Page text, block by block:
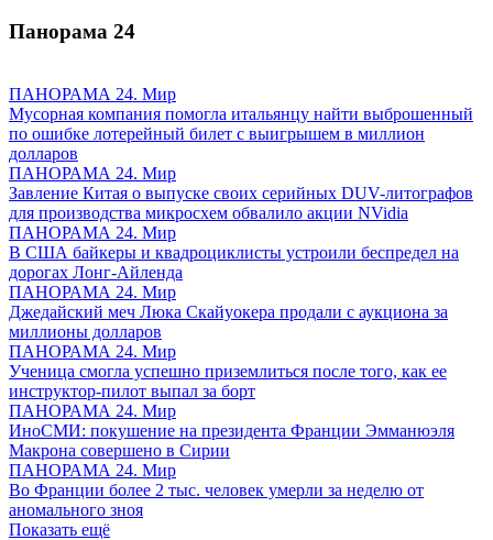
Панорама 24
ПАНОРАМА 24. Мир
Мусорная компания помогла итальянцу найти выброшенный
по ошибке лотерейный билет с выигрышем в миллион
долларов
ПАНОРАМА 24. Мир
Завление Китая о выпуске своих серийных DUV-литографов
для производства микросхем обвалило акции NVidia
ПАНОРАМА 24. Мир
В США байкеры и квадроциклисты устроили беспредел на
дорогах Лонг-Айленда
ПАНОРАМА 24. Мир
Джедайский меч Люка Скайуокера продали с аукциона за
миллионы долларов
ПАНОРАМА 24. Мир
Ученица смогла успешно приземлиться после того, как ее
инструктор-пилот выпал за борт
ПАНОРАМА 24. Мир
ИноСМИ: покушение на президента Франции Эмманюэля
Макрона совершено в Сирии
ПАНОРАМА 24. Мир
Во Франции более 2 тыс. человек умерли за неделю от
аномального зноя
Показать ещё